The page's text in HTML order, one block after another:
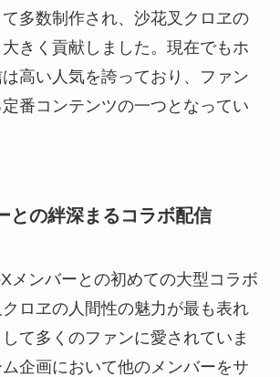
多数制作され、沙花叉クロヱの
きく貢献しました。現在でもホ
高い人気を誇っており、ファン
番コンテンツの一つとなってい
との絆深まるコラボ配信
メンバーとの初めての大型コラボ
ロヱの人間性の魅力が最も表れ
て多くのファンに愛されていま
企画において他のメンバーをサ